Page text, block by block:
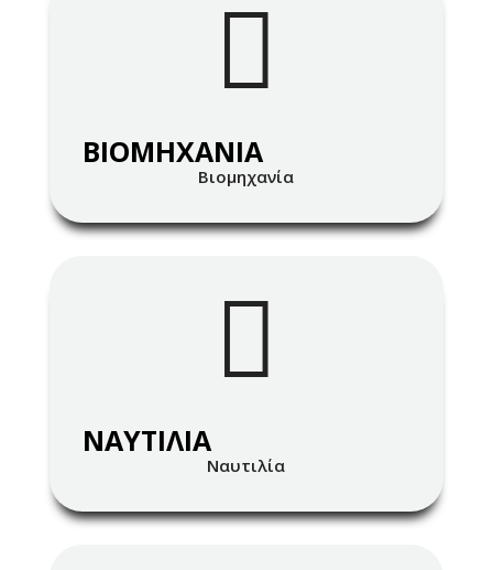

ΒΙΟΜΗΧΑΝIA
Βιομηχανία

ΝΑΥΤΙΛΙΑ
Ναυτιλία